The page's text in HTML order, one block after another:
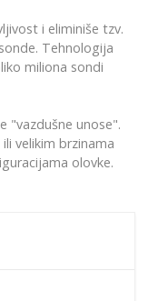
i eliminiše tzv.
Tehnologija
miliona sondi
"vazdušne unose".
velikim brzinama
olovke.